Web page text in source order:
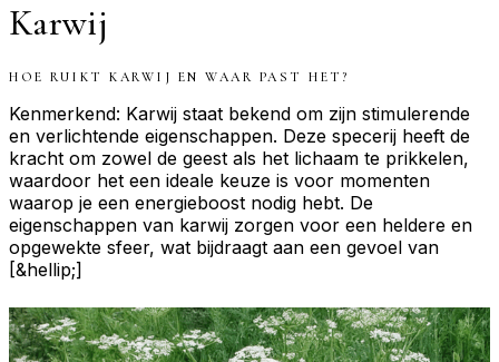
Karwij
HOE RUIKT KARWIJ EN WAAR PAST HET?
Kenmerkend: Karwij staat bekend om zijn stimulerende
en verlichtende eigenschappen. Deze specerij heeft de
kracht om zowel de geest als het lichaam te prikkelen,
waardoor het een ideale keuze is voor momenten
waarop je een energieboost nodig hebt. De
eigenschappen van karwij zorgen voor een heldere en
opgewekte sfeer, wat bijdraagt aan een gevoel van
[&hellip;]